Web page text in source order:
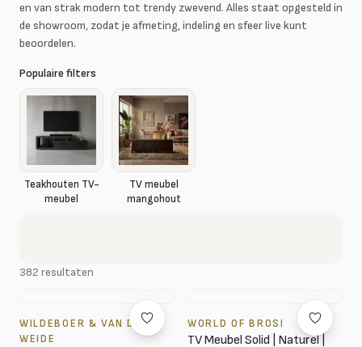
en van strak modern tot trendy zwevend. Alles staat opgesteld in
de showroom, zodat je afmeting, indeling en sfeer live kunt
beoordelen.
Populaire filters
Teakhouten TV-
meubel
TV meubel
mangohout
382 resultaten
WILDEBOER & VAN DER
WEIDE
WORLD OF BROSI
TV Meubel Solid | Naturel |